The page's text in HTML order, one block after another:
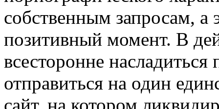
собственным запросам, а
позитивный момент. В
всесторонне насладиться
отправиться на один
сайт, на котором